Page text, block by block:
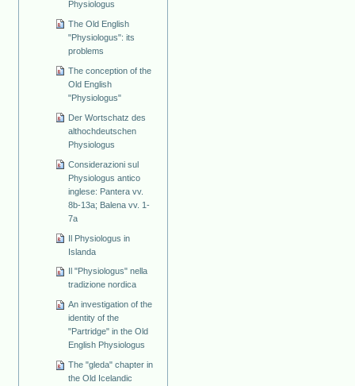
Physiologus
The Old English
"Physiologus": its
problems
The conception of the
Old English
"Physiologus"
Der Wortschatz des
althochdeutschen
Physiologus
Considerazioni sul
Physiologus antico
inglese: Pantera vv.
8b-13a; Balena vv. 1-
7a
Il Physiologus in
Islanda
Il "Physiologus" nella
tradizione nordica
An investigation of the
identity of the
"Partridge" in the Old
English Physiologus
The "gleda" chapter in
the Old Icelandic